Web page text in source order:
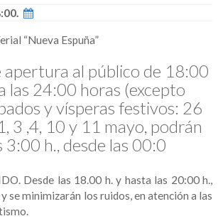
“Nueva Espuña”
al público de 18:00
las 24:00 horas (excepto
y vísperas festivos: 26
3 ,4, 10 y 11 mayo, podrán
3:00 h., desde las 00:0
Desde las 18.00 h. y hasta las 20:00 h.,
se minimizarán los ruidos, en atención a las